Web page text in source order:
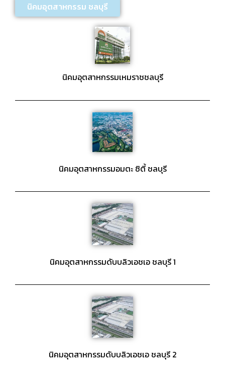
นิคมอุตสาหกรรม ชลบุรี
นิคมอุตสาหกรรมเหมราชชลบุรี
นิคมอุตสาหกรรมอมตะ ซิตี้ ชลบุรี
นิคมอุตสาหกรรมดับบลิวเอชเอ ชลบุรี 1
นิคมอุตสาหกรรมดับบลิวเอชเอ ชลบุรี 2